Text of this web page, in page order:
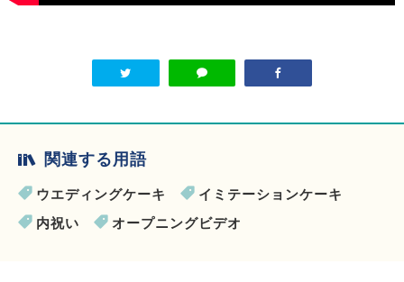
関連する用語
ウエディングケーキ
イミテーションケーキ
内祝い
オープニングビデオ